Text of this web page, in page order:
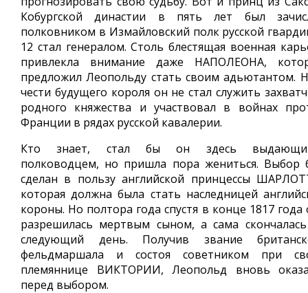
Кобургской династии в пять лет был
полковником в Измайловский полк русской
12 стал генералом. Столь блестящая военная
привлекла внимание даже НАПОЛЕОНА,
предложил Леопольду стать своим адьютантом.
чести будущего короля он не стал служить
родного княжества и участвовал в войнах
Франции в рядах русской кавалерии.
Кто знает, стал бы он здесь
полководцем, но пришла пора жениться. Выбор
сделан в пользу английской принцессы
которая должна была стать наследницей
короны. Но полтора года спустя в конце 1817 года
разрешилась мертвым сыном, а сама
следующий день. Получив звание
фельдмаршала и состоя советником при
племяннице ВИКТОРИИ, Леопольд вновь
перед выбором.